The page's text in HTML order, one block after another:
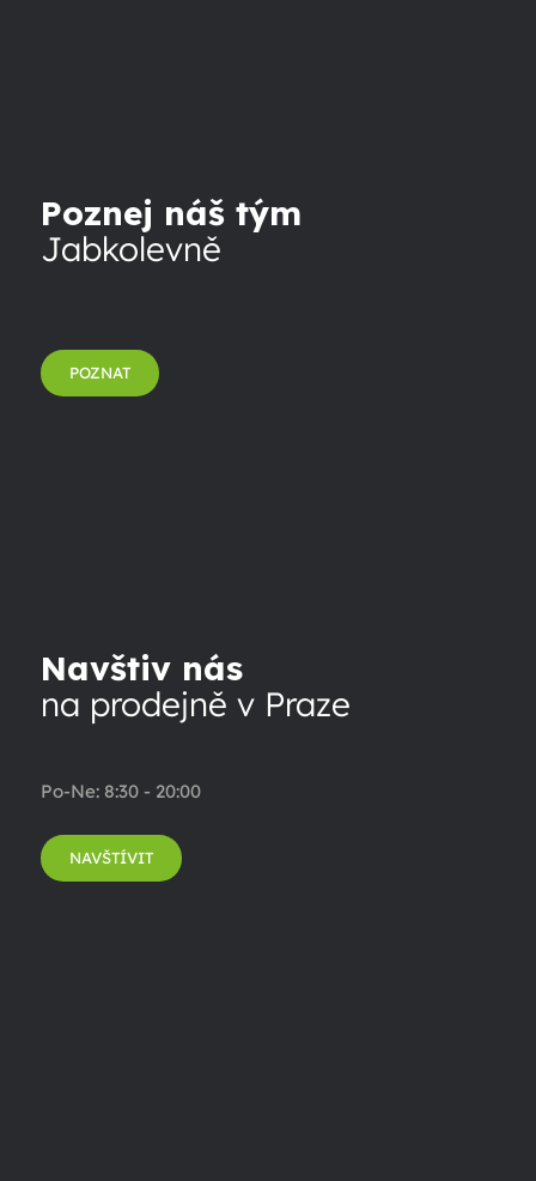
Poznej náš tým
Jabkolevně
POZNAT
Navštiv nás
na prodejně v Praze
Po-Ne: 8:30 - 20:00
NAVŠTÍVIT